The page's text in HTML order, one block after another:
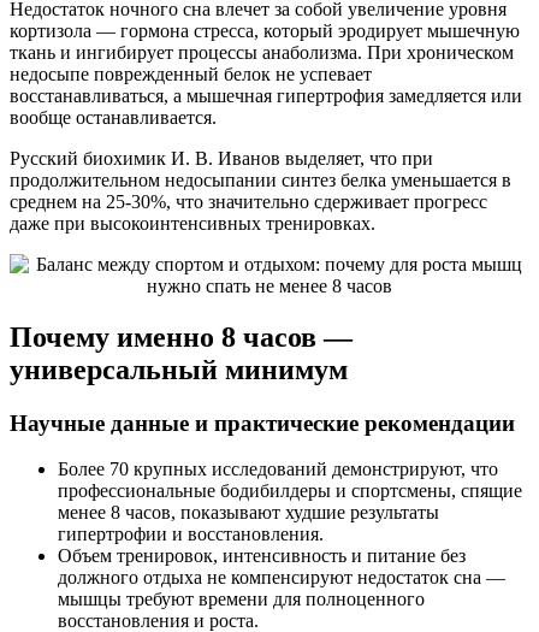
Недостаток ночного сна влечет за собой увеличение уровня
кортизола — гормона стресса, который эродирует мышечную
ткань и ингибирует процессы анаболизма. При хроническом
недосыпе поврежденный белок не успевает
восстанавливаться, а мышечная гипертрофия замедляется или
вообще останавливается.
Русский биохимик И. В. Иванов выделяет, что при
продолжительном недосыпании синтез белка уменьшается в
среднем на 25-30%, что значительно сдерживает прогресс
даже при высокоинтенсивных тренировках.
Почему именно 8 часов —
универсальный минимум
Научные данные и практические рекомендации
Более 70 крупных исследований демонстрируют, что
профессиональные бодибилдеры и спортсмены, спящие
менее 8 часов, показывают худшие результаты
гипертрофии и восстановления.
Объем тренировок, интенсивность и питание без
должного отдыха не компенсируют недостаток сна —
мышцы требуют времени для полноценного
восстановления и роста.